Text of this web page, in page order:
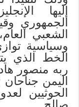
إليها
الجمهوري
الشعبي
وسياسية
الخط الذي
ربه منصور
اليمن
الحوثيين
صالح.